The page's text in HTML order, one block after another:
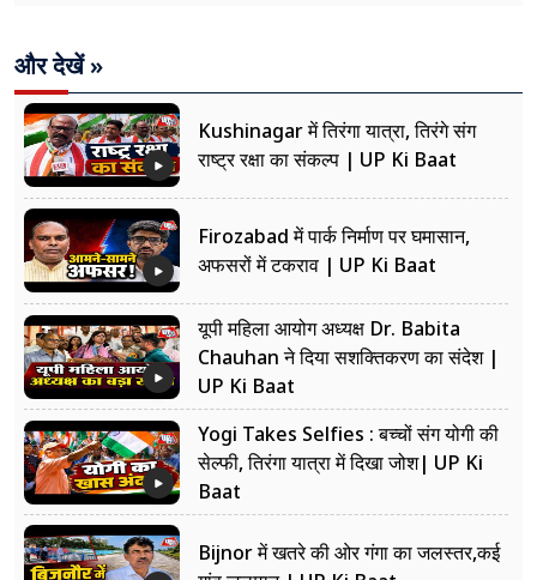
और देखें »
Kushinagar में तिरंगा यात्रा, तिरंगे संग
राष्ट्र रक्षा का संकल्प | UP Ki Baat
Firozabad में पार्क निर्माण पर घमासान,
अफसरों में टकराव | UP Ki Baat
यूपी महिला आयोग अध्यक्ष Dr. Babita
Chauhan ने दिया सशक्तिकरण का संदेश |
UP Ki Baat
Yogi Takes Selfies : बच्चों संग योगी की
सेल्फी, तिरंगा यात्रा में दिखा जोश| UP Ki
Baat
Bijnor में खतरे की ओर गंगा का जलस्तर,कई